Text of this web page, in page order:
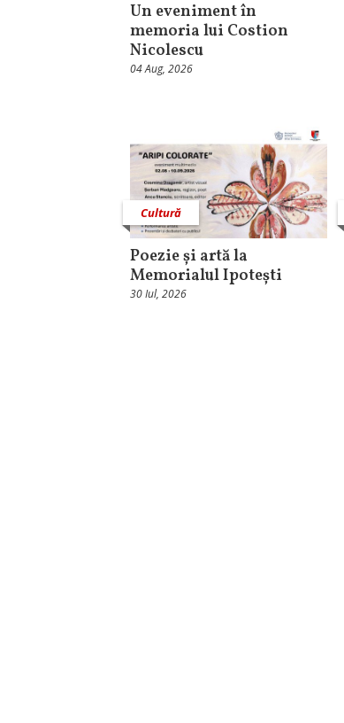
Un eveniment în
memoria lui Costion
Nicolescu
04 Aug, 2026
Cultură
Poezie și artă la
Memorialul Ipotești
30 Iul, 2026